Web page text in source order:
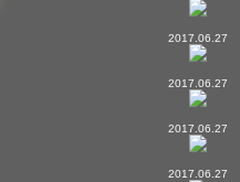
2017.06.27
2017.06.27
2017.06.27
2017.06.27